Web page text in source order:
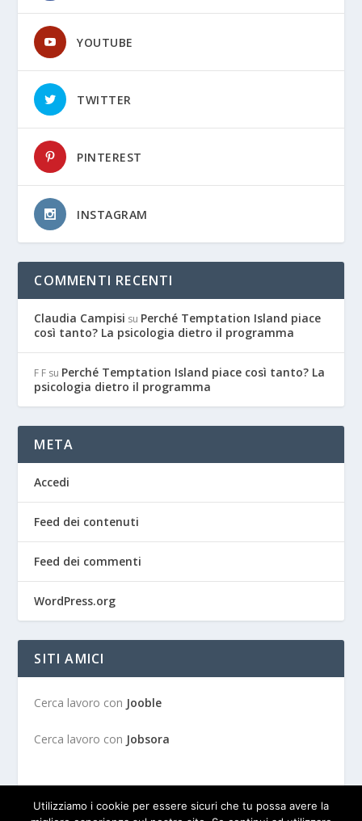
YOUTUBE
TWITTER
PINTEREST
INSTAGRAM
COMMENTI RECENTI
Claudia Campisi su Perché Temptation Island piace
così tanto? La psicologia dietro il programma
F F su Perché Temptation Island piace così tanto? La
psicologia dietro il programma
META
Accedi
Feed dei contenuti
Feed dei commenti
WordPress.org
SITI AMICI
Cerca lavoro con Jooble
Cerca lavoro con Jobsora
Utilizziamo i cookie per essere sicuri che tu possa avere la